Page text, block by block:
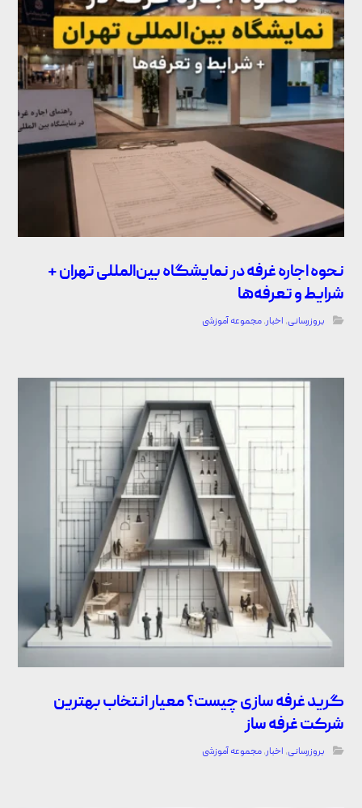
نحوه اجاره غرفه در نمایشگاه بین‌المللی تهران +
شرایط و تعرفه‌ها
بروزرسانی, اخبار,مجموعه آموزشی
گرید غرفه سازی چیست؟ معیار انتخاب بهترین
شرکت غرفه ساز
بروزرسانی, اخبار,مجموعه آموزشی